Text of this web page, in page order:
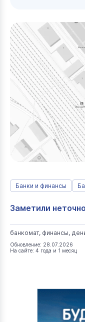
Банки и финансы
Заметили
банкомат, финансы,
Обновление: 28.07.2026
На сайте: 4 года и 1 месяц